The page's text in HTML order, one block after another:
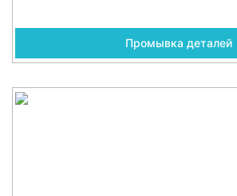
Промывка деталей